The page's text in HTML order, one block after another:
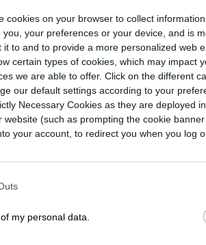
cookies on your browser to collect
your preferences or your device, and is
to and to provide a more personalized web
certain types of cookies, which may impact
we are able to offer. Click on the different
our default settings according to your
Necessary Cookies as they are deployed
(such as prompting the cookie
your account, to redirect you when you log
my personal data.